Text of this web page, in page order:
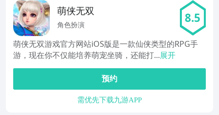
萌侠无双
角色扮演 8.5
萌侠无双游戏官方网站iOS版是一款仙侠类型的RPG手
游，现在你不仅能培养萌宠坐骑，还能打...展开
预约
需优先下载九游APP